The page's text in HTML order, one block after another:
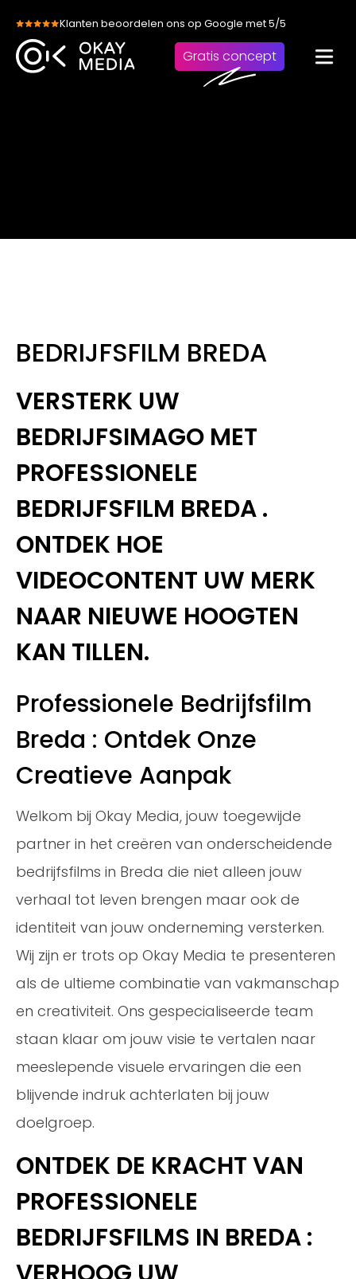
content
Klanten beoordelen ons op Google met 5/5
Gratis concept
BEDRIJFSFILM BREDA
VERSTERK UW
BEDRIJFSIMAGO MET
PROFESSIONELE
BEDRIJFSFILM BREDA .
ONTDEK HOE
VIDEOCONTENT UW MERK
NAAR NIEUWE HOOGTEN
KAN TILLEN.
Professionele Bedrijfsfilm
Breda : Ontdek Onze
Creatieve Aanpak
Welkom bij Okay Media, jouw toegewijde
partner in het creëren van onderscheidende
bedrijfsfilms in Breda die niet alleen jouw
verhaal tot leven brengen maar ook de
identiteit van jouw onderneming versterken.
Wij zijn er trots op Okay Media te presenteren
als de ultieme combinatie van vakmanschap
en creativiteit. Ons gespecialiseerde team
staan klaar om jouw visie te vertalen naar
meeslepende visuele ervaringen die een
blijvende indruk achterlaten bij jouw
doelgroep.
ONTDEK DE KRACHT VAN
PROFESSIONELE
BEDRIJFSFILMS IN BREDA :